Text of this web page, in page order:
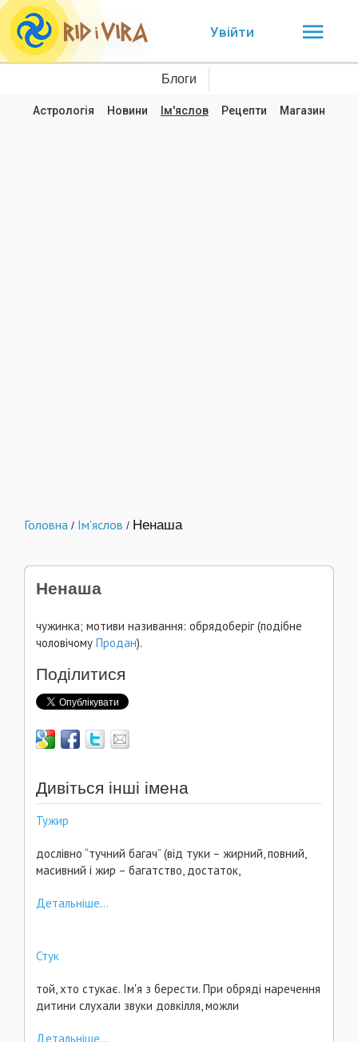
Увійти
Блоги
Астрологія Новини Ім'яслов Рецепти Магазин
Головна / Ім'яслов / Ненаша
Ненаша
чужинка; мотиви називання: обрядоберіг (подібне
чоловічому Продан).
Поділитися
Дивіться інші імена
Тужир
дослівно “тучний багач” (від туки – жирний, повний,
масивний і жир – багатство, достаток,
Детальніше...
Стук
той, хто стукає. Ім'я з берести. При обряді наречення
дитини слухали звуки довкілля, можли
Детальніше...